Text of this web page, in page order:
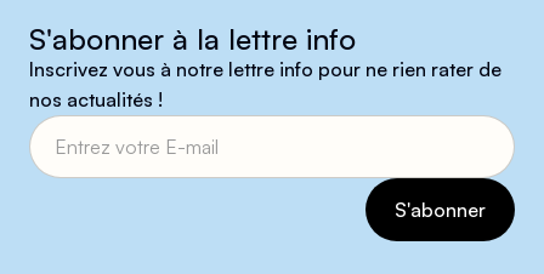
S'abonner à la lettre info
Inscrivez vous à notre lettre info pour ne rien rater de
nos actualités !